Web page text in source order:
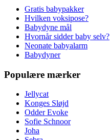
Gratis babypakker
Hvilken voksipose?
Babydyne mål
Hvornår sidder baby selv?
Neonate babyalarm
Babydyner
Populære mærker
Jellycat
Konges Sløjd
Odder Evoke
Sofie Schnoor
Joha